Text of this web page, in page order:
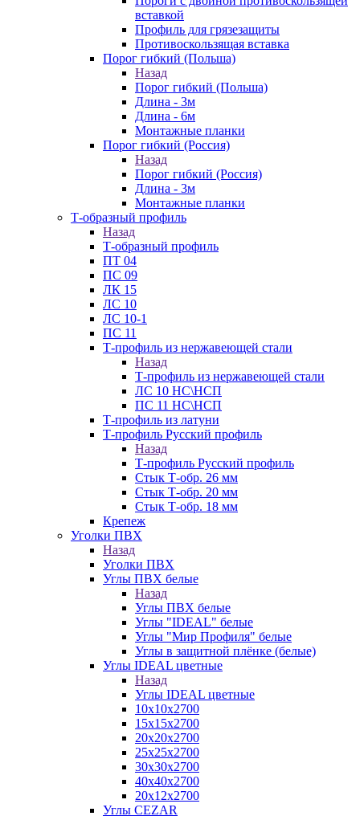
вставкой
Профиль для грязезащиты
Противоскользящая вставка
Порог гибкий (Польша)
Назад
Порог гибкий (Польша)
Длина - 3м
Длина - 6м
Монтажные планки
Порог гибкий (Россия)
Назад
Порог гибкий (Россия)
Длина - 3м
Монтажные планки
Т-образный профиль
Назад
Т-образный профиль
ПТ 04
ПС 09
ЛК 15
ЛС 10
ЛС 10-1
ПС 11
Т-профиль из нержавеющей стали
Назад
Т-профиль из нержавеющей стали
ЛС 10 НС\НСП
ПС 11 НС\НСП
Т-профиль из латуни
Т-профиль Русский профиль
Назад
Т-профиль Русский профиль
Стык Т-обр. 26 мм
Стык Т-обр. 20 мм
Стык Т-обр. 18 мм
Крепеж
Уголки ПВХ
Назад
Уголки ПВХ
Углы ПВХ белые
Назад
Углы ПВХ белые
Углы "IDEAL" белые
Углы "Мир Профиля" белые
Углы в защитной плёнке (белые)
Углы IDEAL цветные
Назад
Углы IDEAL цветные
10х10х2700
15х15х2700
20х20х2700
25х25х2700
30х30х2700
40х40х2700
20х12х2700
Углы CEZAR